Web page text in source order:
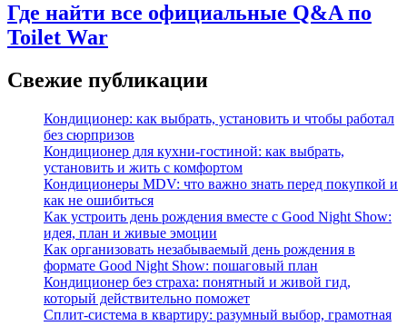
Где найти все официальные Q&A по
Toilet War
Свежие публикации
Кондиционер: как выбрать, установить и чтобы работал
без сюрпризов
Кондиционер для кухни‑гостиной: как выбрать,
установить и жить с комфортом
Кондиционеры MDV: что важно знать перед покупкой и
как не ошибиться
Как устроить день рождения вместе с Good Night Show:
идея, план и живые эмоции
Как организовать незабываемый день рождения в
формате Good Night Show: пошаговый план
Кондиционер без страха: понятный и живой гид,
который действительно поможет
Сплит-система в квартиру: разумный выбор, грамотная